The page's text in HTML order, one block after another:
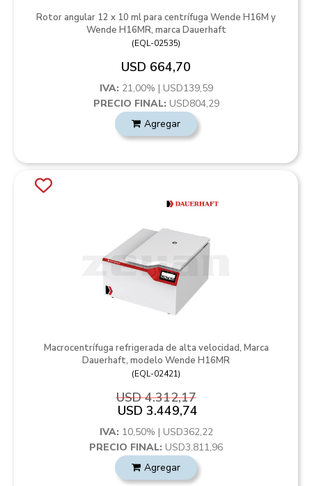
Rotor angular 12 x 10 ml para centrífuga Wende H16M y
Wende H16MR, marca Dauerhaft
(EQL-02535)
USD 664,70
IVA: 21,00% | USD139,59
PRECIO FINAL: USD804,29
Agregar
Macrocentrífuga refrigerada de alta velocidad, Marca
Dauerhaft, modelo Wende H16MR
(EQL-02421)
USD 4.312,17
USD 3.449,74
IVA: 10,50% | USD362,22
PRECIO FINAL: USD3.811,96
Agregar